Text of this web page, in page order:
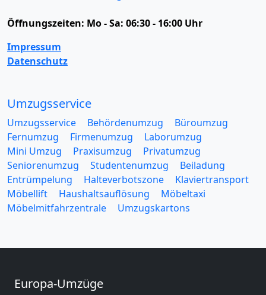
Öffnungszeiten: Mo - Sa: 06:30 - 16:00 Uhr
Impressum
Datenschutz
Umzugsservice
Umzugsservice Behördenumzug
Büroumzug
Fernumzug
Firmenumzug
Laborumzug
Mini Umzug
Praxisumzug
Privatumzug
Seniorenumzug
Studentenumzug
Beiladung
Entrümpelung
Halteverbotszone
Klaviertransport
Möbellift
Haushaltsauflösung
Möbeltaxi
Möbelmitfahrzentrale
Umzugskartons
Europa-Umzüge